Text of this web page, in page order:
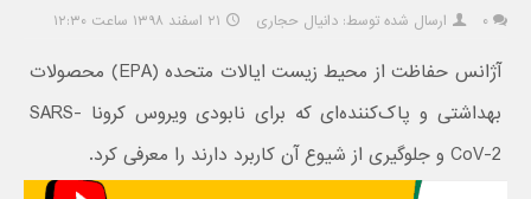
۰ ارسال شده توسط: دانیال حجاری ۲۱ اسفند ۱۳۹۸ ساعت ۱۲:۳۰
آژانس حفاظت از محیط زیست ایالات متحده (EPA) محصولات
بهداشتی و پاک‌کننده‌ای که برای نابودی ویروس کرونا SARS-
CoV-2 و جلوگیری از شیوع آن کاربرد دارند را معرفی کرد.